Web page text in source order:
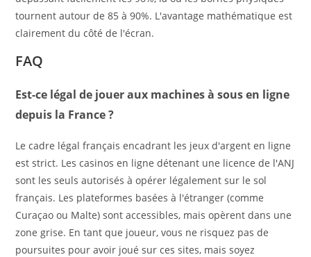
tournent autour de 85 à 90%. L'avantage mathématique est
clairement du côté de l'écran.
FAQ
Est-ce légal de jouer aux machines à sous en ligne
depuis la France ?
Le cadre légal français encadrant les jeux d'argent en ligne
est strict. Les casinos en ligne détenant une licence de l'ANJ
sont les seuls autorisés à opérer légalement sur le sol
français. Les plateformes basées à l'étranger (comme
Curaçao ou Malte) sont accessibles, mais opèrent dans une
zone grise. En tant que joueur, vous ne risquez pas de
poursuites pour avoir joué sur ces sites, mais soyez